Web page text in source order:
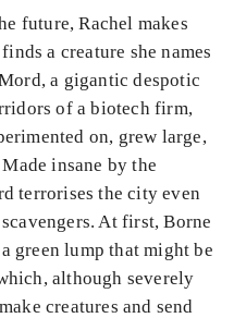
future, Rachel makes
a creature she names
a gigantic despotic
of a biotech firm,
on, grew large,
insane by the
terrorises the city even
At first, Borne
green lump that might be
although severely
creatures and send